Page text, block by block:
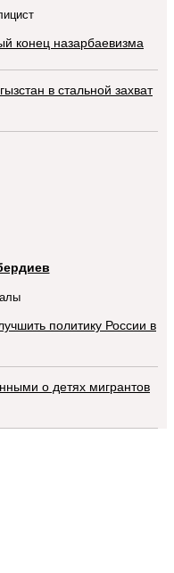
конец назарбаевизма
в стальной захват
политику России в
о детях мигрантов